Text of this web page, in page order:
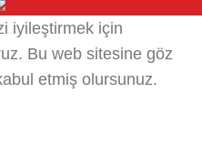
iyileştirmek için
Bu web sitesine göz
etmiş olursunuz.